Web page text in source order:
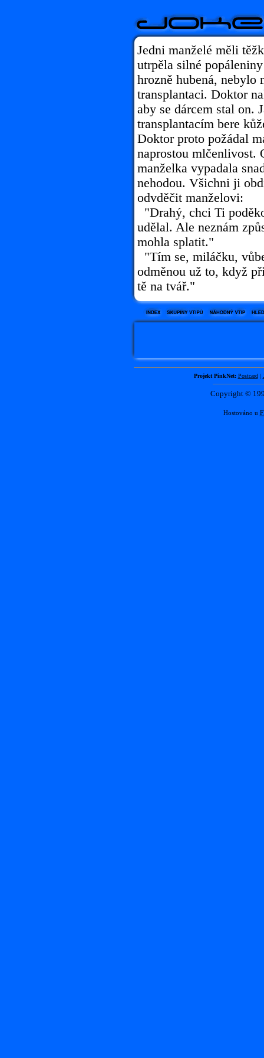
Jedni manželé měli
utrpěla silné
hrozně hubená,
transplantaci. Doktor
aby se dárcem stal on.
transplantacím bere
Doktor proto požádal
naprostou mlčenlivost.
manželka vypadala
nehodou. Všichni ji
odvděčit manželovi:
"Drahý, chci Ti
udělal. Ale neznám
mohla splatit."
"Tím se, miláčku,
odměnou už to, když
tě na tvář."
Projekt PinkNet: Postcard|
Copyright ©
Hostováno u